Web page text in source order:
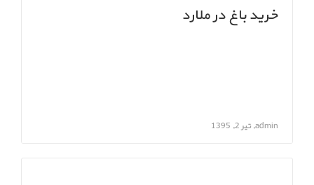
خرید باغ در ملارد
admin, تیر 2, 1395